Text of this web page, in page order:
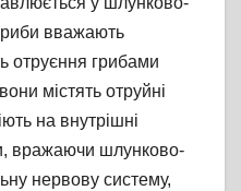
вважають
отруєння грибами
містять отруйні
на внутрішні
вражаючи шлунково-
нервову систему,